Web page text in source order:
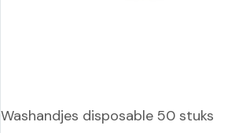
Washandjes disposable 50 stuks